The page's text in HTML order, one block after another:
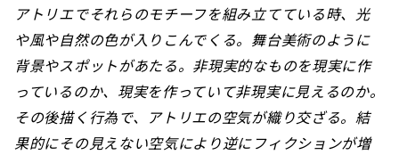
アトリエでそれらのモチーフを組み立てている時、光
や風や自然の色が入りこんでくる。舞台美術のように
背景やスポットがあたる。非現実的なものを現実に作
っているのか、現実を作っていて非現実に見えるのか。
その後描く行為で、アトリエの空気が織り交ざる。結
果的にその見えない空気により逆にフィクションが増